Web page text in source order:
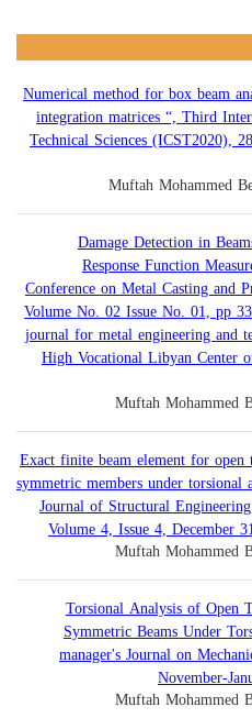
1. “ Numerical method for box beam
integration matrices “, Third
Technical Sciences (ICST2020),
Muftah Mohammed
2. “ Damage Detection in
Response Function
Conference on Metal Casting and
Volume No. 02 Issue No. 01, pp
journal for metal engineering and
High Vocational Libyan Center
Muftah Mohammed
3. “ Exact finite beam element for
symmetric members under torsional
Journal of Structural
Volume 4, Issue 4, December
Muftah Mohammed
4. “Torsional Analysis of
Symmetric Beams Under
manager's Journal on
November-
Muftah Mohammed